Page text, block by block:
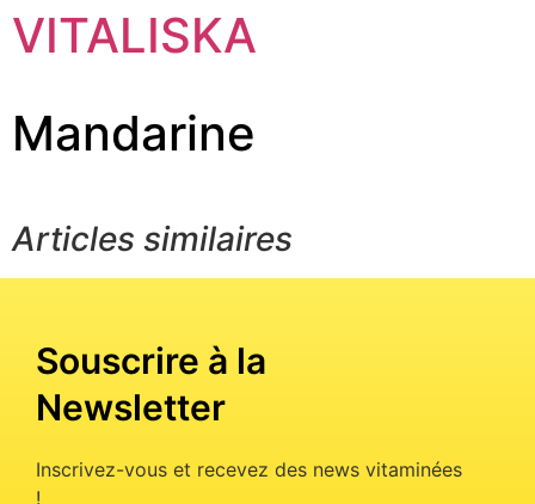
VITALISKA
Mandarine
Articles similaires
Souscrire à la
Newsletter
Inscrivez-vous et recevez des news vitaminées
!